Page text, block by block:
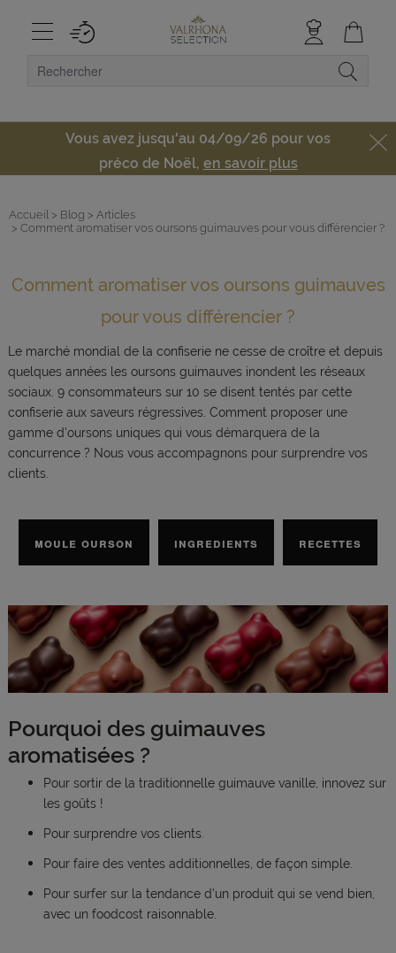
Vous avez jusqu'au 04/09/26 pour vos
préco de Noël, en savoir plus
Accueil > Blog > Articles
> Comment aromatiser vos oursons guimauves pour vous différencier ?
Comment aromatiser vos oursons guimauves
pour vous différencier ?
Le marché mondial de la confiserie ne cesse de croître et depuis
quelques années les oursons guimauves inondent les réseaux
sociaux. 9 consommateurs sur 10 se disent tentés par cette
confiserie aux saveurs régressives. Comment proposer une
gamme d'oursons uniques qui vous démarquera de la
concurrence ? Nous vous accompagnons pour surprendre vos
clients.
MOULE OURSON INGREDIENTS RECETTES
Pourquoi des guimauves
aromatisées ?
Pour sortir de la traditionnelle guimauve vanille, innovez sur
les goûts !
Pour surprendre vos clients.
Pour faire des ventes additionnelles, de façon simple.
Pour surfer sur la tendance d'un produit qui se vend bien,
avec un foodcost raisonnable.